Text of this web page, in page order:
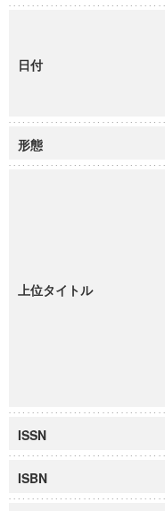
日付
形態
上位タイトル
ISSN
ISBN